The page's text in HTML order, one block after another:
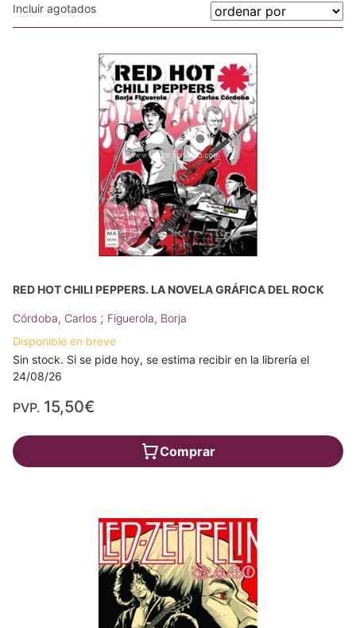
Incluir agotados
RED HOT CHILI PEPPERS. LA NOVELA GRÁFICA DEL ROCK
Córdoba, Carlos ; Figuerola, Borja
Disponible en breve
Sin stock. Si se pide hoy, se estima recibir en la librería el
24/08/26
PVP. 15,50€
Comprar